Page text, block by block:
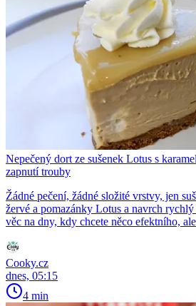
Nepečený dort ze sušenek Lotus s
zapnutí trouby
Žádné pečení, žádné složité vrstvy, jen
žervé a pomazánky Lotus a navrch
věc na dny, kdy chcete něco efektního,
Cooky.cz
dnes, 05:15
4 min